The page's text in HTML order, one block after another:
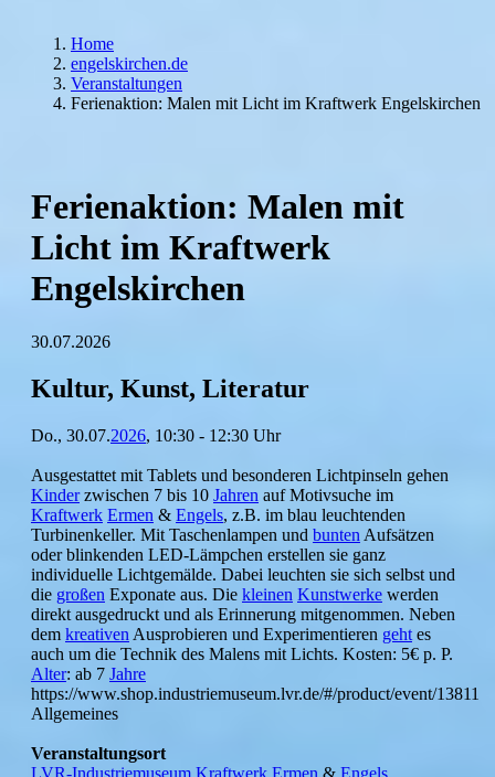
Home
engelskirchen.de
Veranstaltungen
Ferienaktion: Malen mit Licht im Kraftwerk Engelskirchen
Ferienaktion: Malen mit
Licht im Kraftwerk
Engelskirchen
30.07.2026
Kultur, Kunst, Literatur
Do., 30.07.2026, 10:30 - 12:30 Uhr
Ausgestattet mit Tablets und besonderen Lichtpinseln gehen
Kinderzwischen 7 bis 10 Jahren auf Motivsuche im
Kraftwerk Ermen & Engels, z.B. im blau leuchtenden
Turbinenkeller. Mit Taschenlampen und bunten Aufsätzen
oder blinkenden LED-Lämpchen erstellen sie ganz
individuelle Lichtgemälde. Dabei leuchten sie sich selbst und
die großen Exponate aus. Die kleinen Kunstwerke werden
direkt ausgedruckt und als Erinnerung mitgenommen. Neben
dem kreativen Ausprobieren und Experimentieren geht es
auch um die Technik des Malens mit Lichts. Kosten: 5€ p. P.
Alter: ab 7 Jahre
https://www.shop.industriemuseum.lvr.de/#/product/event/13811
Allgemeines
Veranstaltungsort
LVR-Industriemuseum Kraftwerk Ermen & Engels